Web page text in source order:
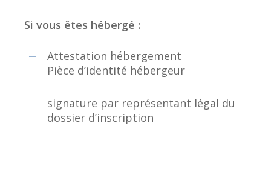
Si vous êtes hébergé :
Attestation hébergement
Pièce d’identité hébergeur
signature par représentant légal du
dossier d’inscription